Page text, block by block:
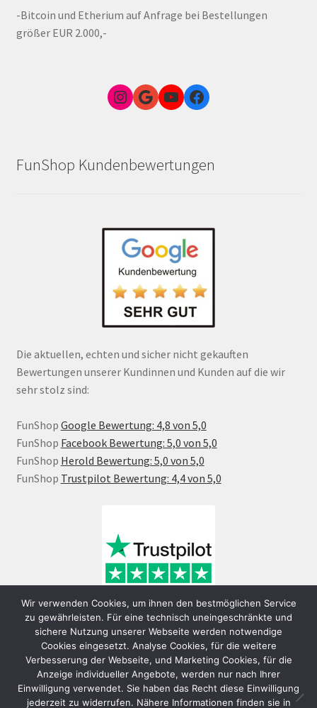
-Bitcoin und Etherium auf Anfrage bei Bestellungen
größer EUR 2.000,-
Instagram
Google Link zum FunShop WienYouTubeFacebook
FunShop Kundenbewertungen
Die aktuellen, echten und sicher nicht gekauften
Bewertungen unserer Kundinnen und Kunden auf die wir
sehr stolz sind:
FunShop Google Bewertung: 4,8 von 5,0
FunShop Facebook Bewertung: 5,0 von 5,0
FunShop Herold Bewertung: 5,0 von 5,0
FunShop Trustpilot Bewertung: 4,4 von 5,0
Wir verwenden Cookies, um ihnen den bestmöglichen Service
zu gewährleisten. Für eine technisch uneingeschränkte und
sichere Nutzung unserer Webseite werden notwendige
Cookies eingesetzt. Analyse Cookies, für die weitere
Verbesserung der Webseite, und Marketing Cookies, für die
Anzeige individueller Angebote, werden nur nach Ihrer
Einwilligung verwendet. Sie haben das Recht diese Einwilligung
jederzeit zu widerrufen. Nähere Informationen finden sie in